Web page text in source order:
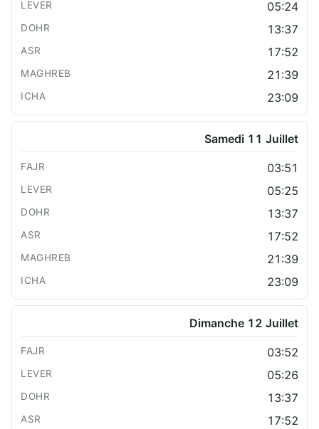
05:24
13:37
17:52
21:39
23:09
Samedi 11 Juillet
03:51
05:25
13:37
17:52
21:39
23:09
Dimanche 12 Juillet
03:52
05:26
13:37
17:52